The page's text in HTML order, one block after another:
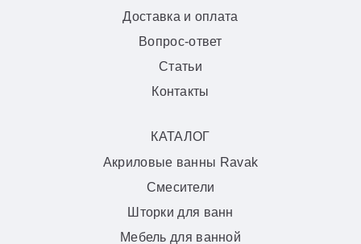
Доставка и оплата
Вопрос-ответ
Статьи
Контакты
КАТАЛОГ
Акриловые ванны Ravak
Смесители
Шторки для ванн
Мебель для ванной